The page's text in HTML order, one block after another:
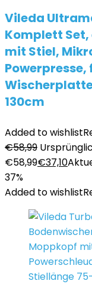
Vileda
Komplett
mit Stiel,
130cm
Added to wishlist
€58,99
€58,99€37,10
37%
Added to wishlist